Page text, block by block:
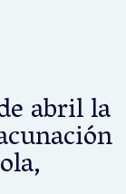
abril la